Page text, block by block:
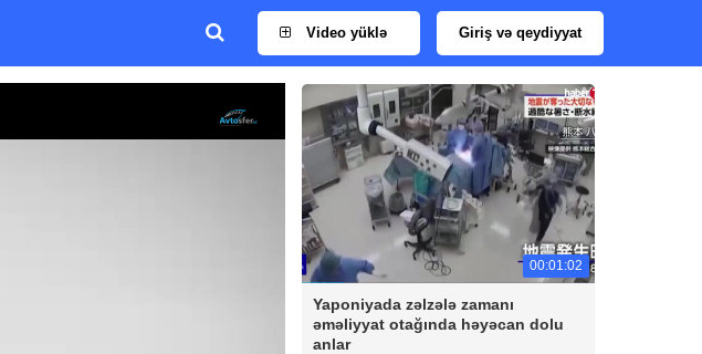
Video yüklə Giriş və qeydiyyat
00:01:02
Yaponiyada zəlzələ zamanı
əməliyyat otağında həyəcan dolu
anlar